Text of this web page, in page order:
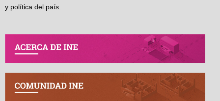
y política del país.